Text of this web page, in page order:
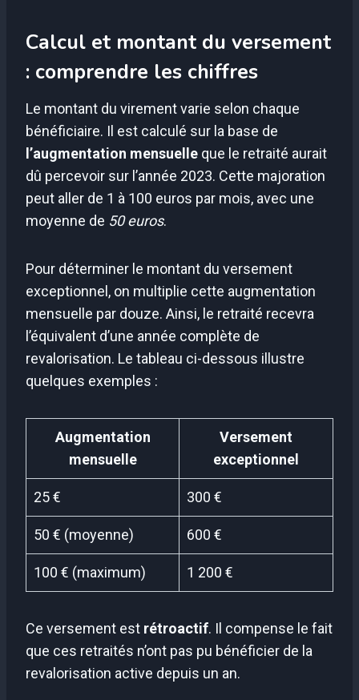
Calcul et montant du versement
: comprendre les chiffres
Le montant du virement varie selon chaque
bénéficiaire. Il est calculé sur la base de
l’augmentation mensuelle que le retraité aurait
dû percevoir sur l’année 2023. Cette majoration
peut aller de 1 à 100 euros par mois, avec une
moyenne de 50 euros.
Pour déterminer le montant du versement
exceptionnel, on multiplie cette augmentation
mensuelle par douze. Ainsi, le retraité recevra
l’équivalent d’une année complète de
revalorisation. Le tableau ci-dessous illustre
quelques exemples :
Augmentation
mensuelle
Versement
exceptionnel
25 € 300 €
50 € (moyenne) 600 €
100 € (maximum) 1 200 €
Ce versement est rétroactif. Il compense le fait
que ces retraités n’ont pas pu bénéficier de la
revalorisation active depuis un an.